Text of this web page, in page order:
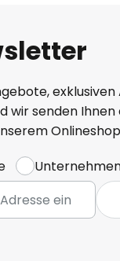
wir senden Ihnen